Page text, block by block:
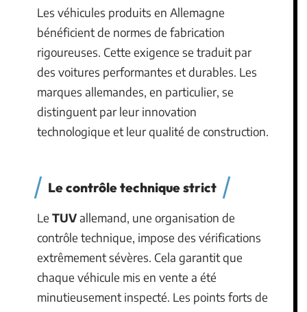
Les véhicules produits en Allemagne
bénéficient de normes de fabrication
rigoureuses. Cette exigence se traduit par
des voitures performantes et durables. Les
marques allemandes, en particulier, se
distinguent par leur innovation
technologique et leur qualité de construction.
Le contrôle technique strict
Le TUVallemand, une organisation de
contrôle technique, impose des vérifications
extrêmement sévères. Cela garantit que
chaque véhicule mis en vente a été
minutieusement inspecté. Les points forts de